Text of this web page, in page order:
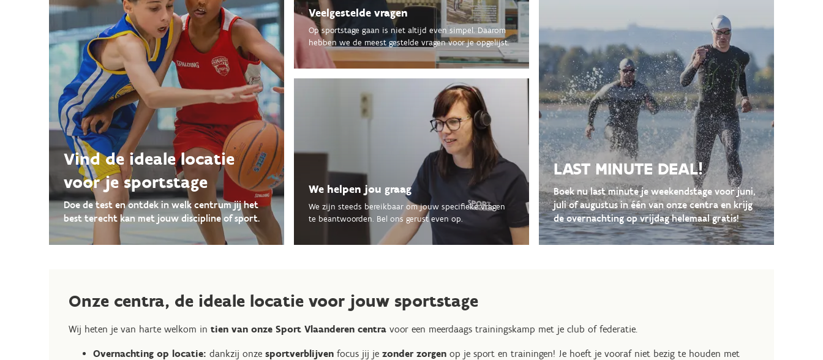
Vind de ideale locatie
voor je sportstage
Doe de test en ontdek in welk centrum jij het
best terecht kan met jouw discipline of sport.
Veelgestelde vragen
Op sportstage gaan is niet altijd even simpel. Daarom
hebben we de meest gestelde vragen voor je opgelijst.
We helpen jou graag
We zijn steeds bereikbaar om jouw specifieke vragen
te beantwoorden. Bel ons gerust even op.
LAST MINUTE DEAL!
Boek nu last minute je weekendstage voor juni,
juli of augustus in één van onze centra en krijg
de overnachting op vrijdag helemaal gratis!
Onze centra, de ideale locatie voor jouw sportstage
Wij heten je van harte welkom in tien van onze Sport Vlaanderen centra voor een meerdaags trainingskamp met je club of federatie.
Overnachting op locatie: dankzij onze sportverblijven focus jij je zonder zorgen op je sport en trainingen! Je hoeft je vooraf niet bezig te houden met